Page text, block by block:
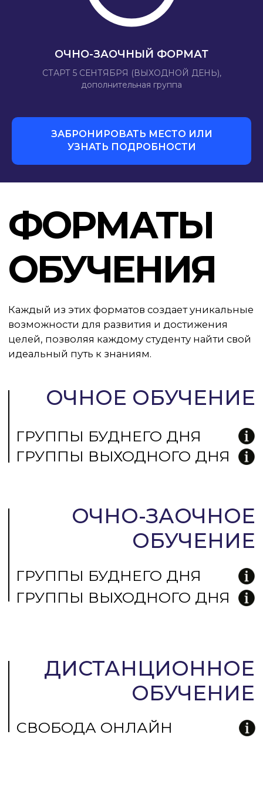
ОЧНО-ЗАОЧНЫЙ ФОРМАТ
СТАРТ 5 СЕНТЯБРЯ (ВЫХОДНОЙ ДЕНЬ),
дополнительная группа
ЗАБРОНИРОВАТЬ МЕСТО ИЛИ
УЗНАТЬ ПОДРОБНОСТИ
ОБУЧЕНИЕ
ГРУППЫ ВЫХОДНОГО ДНЯ
ОБУЧЕНИЕ
СВОБОДА ОНЛАЙН
ПРОГРАММЫ
ОБУЧЕНИЯ
ВЫБЕРИ СВОЮ БУДУЩУЮ ПРОФЕССИЮ
выбрать формат и дату старта
курса
ПЕРЕЙТИ К ВЫБОРУ
ИНСТРУКТОР
ГРУППОВЫХ ПРОГРАММ